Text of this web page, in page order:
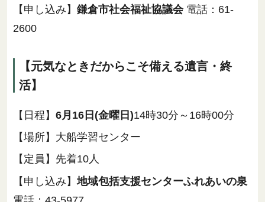
【申し込み】 鎌倉市社会福祉協議会電話：61-
2600
【元気なときだからこそ備える遺言・終
活】
【日程】 6月16日(金曜日)14時30分～16時00分
【場所】大船学習センター
【定員】先着10人
【申し込み】地域包括支援センターふれあいの泉